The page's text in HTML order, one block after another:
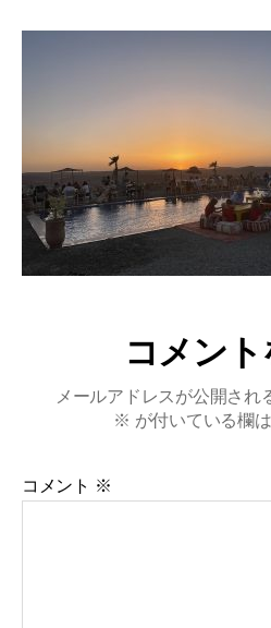
コメン
メールアドレスが公開され
※ が付いている欄
コメント ※